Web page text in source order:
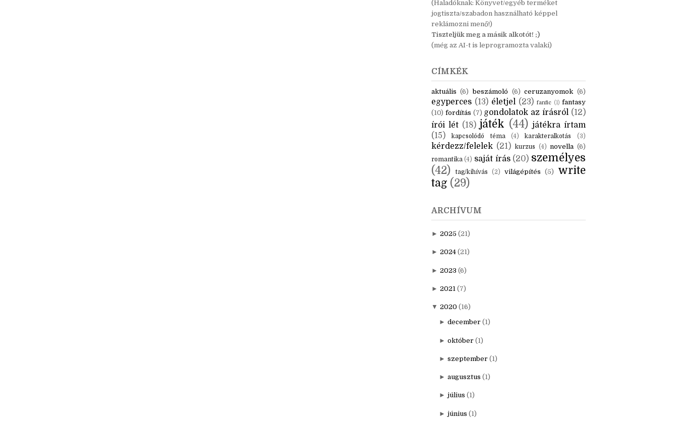
lehetetlen megtalálni az eredetit - azon belül is
AI-e; bármi)Idézni is úgy illik, ha odaírjuk az
írót, nem? :D
(Haladóknak: Könyvet/egyéb terméket
jogtiszta/szabadon használható képpel
Tiszteljük meg a másik alkotót! ;)
CÍMKÉK
aktuális (6) beszámoló (6) ceruzanyomok (6)
egyperces (13) életjel (23) fanfic (1) fantasy
(10) fordítás (7) gondolatok az írásról (12)
írói lét
(18) játék (44) játékra írtam
(15)
kapcsolódó téma (4) karakteralkotás (3)
kérdezz/felelek
tag/kihívás
tag (29)
► 2025 (21)
► 2024 (21)
► 2023 (6)
2021 (7)
2020 (16)
► december (1)
► október (1)
► szeptember
► augusztus